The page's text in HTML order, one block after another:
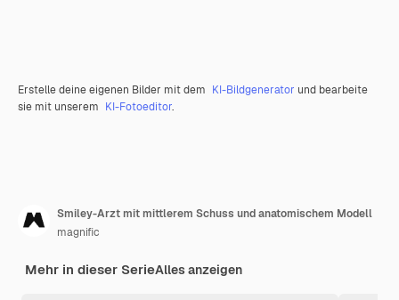
Erstelle deine eigenen Bilder mit dem KI-Bildgenerator und bearbeite
sie mit unserem KI-Fotoeditor.
Smiley-Arzt mit mittlerem Schuss und anatomischem Modell
magnific
Mehr in dieser SerieAlles anzeigen